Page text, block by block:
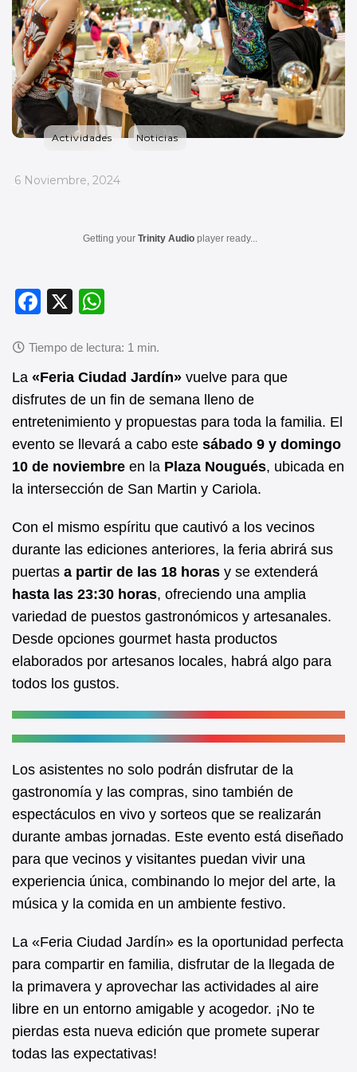
Actividades Noticias
_
6 Noviembre, 2024
Getting your Trinity Audio player ready...
F
c
e
b
o
o
k
X
at
s
A
p
p
La «Feria Ciudad Jardín» vuelve para que
disfrutes de un fin de semana lleno de
entretenimiento y propuestas para toda la familia. El
evento se llevará a cabo este sábado 9 y domingo
10 de noviembre en la Plaza Nougués, ubicada en
la intersección de San Martin y Cariola.
Con el mismo espíritu que cautivó a los vecinos
durante las ediciones anteriores, la feria abrirá sus
puertas a partir de las 18 horas y se extenderá
hasta las 23:30 horas, ofreciendo una amplia
variedad de puestos gastronómicos y artesanales.
Desde opciones gourmet hasta productos
elaborados por artesanos locales, habrá algo para
todos los gustos.
Los asistentes no solo podrán disfrutar de la
gastronomía y las compras, sino también de
espectáculos en vivo y sorteos que se realizarán
durante ambas jornadas. Este evento está diseñado
para que vecinos y visitantes puedan vivir una
experiencia única, combinando lo mejor del arte, la
música y la comida en un ambiente festivo.
La «Feria Ciudad Jardín» es la oportunidad perfecta
para compartir en familia, disfrutar de la llegada de
la primavera y aprovechar las actividades al aire
libre en un entorno amigable y acogedor. ¡No te
pierdas esta nueva edición que promete superar
todas las expectativas!